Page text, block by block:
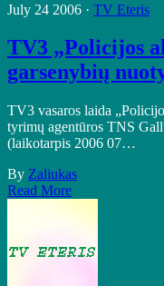
July 24 2006 · TV Eteris
TV3 „Policijos
garsenybių
TV3 vasaros laida
tyrimų agentūros TNS
(laikotarpis 2006 07…
By Zaliukas
Read More